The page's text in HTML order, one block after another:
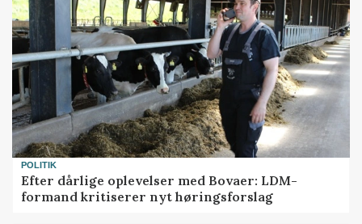
POLITIK
Efter dårlige oplevelser med Bovaer: LDM-
formand kritiserer nyt høringsforslag